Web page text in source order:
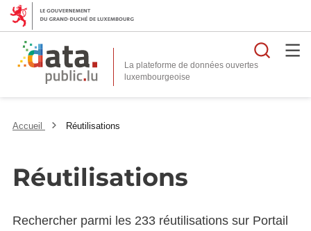
La plateforme de données ouvertes
Accueil Réutilisations
Réutilisations
Rechercher parmi les 233 réutilisations sur Portail